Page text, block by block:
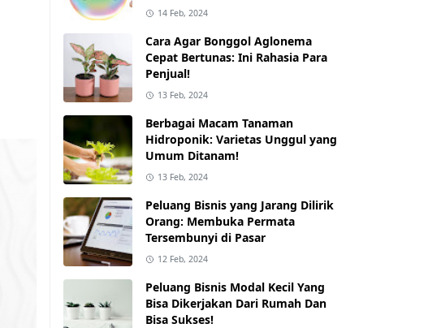
14 Feb, 2024
Cara Agar Bonggol Aglonema
Cepat Bertunas: Ini Rahasia Para
Penjual!
13 Feb, 2024
Berbagai Macam Tanaman
Hidroponik: Varietas Unggul yang
Umum Ditanam!
13 Feb, 2024
Peluang Bisnis yang Jarang Dilirik
Orang: Membuka Permata
Tersembunyi di Pasar
12 Feb, 2024
Peluang Bisnis Modal Kecil Yang
Bisa Dikerjakan Dari Rumah Dan
Bisa Sukses!